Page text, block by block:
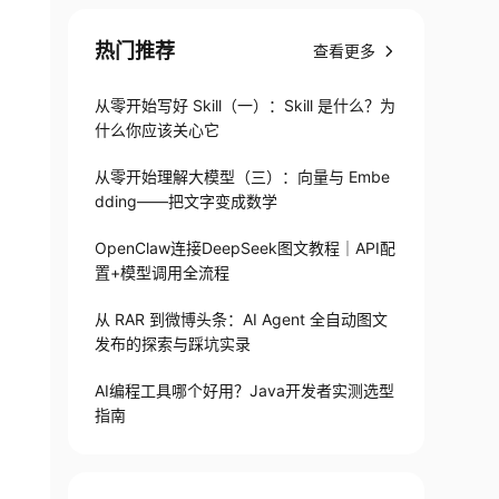
热门推荐 查看更多
从零开始写好 Skill（一）：Skill 是什么？为
什么你应该关心它
从零开始理解大模型（三）：向量与 Embe
dding——把文字变成数学
OpenClaw连接DeepSeek图文教程｜API配
置+模型调用全流程
从 RAR 到微博头条：AI Agent 全自动图文
发布的探索与踩坑实录
AI编程工具哪个好用？Java开发者实测选型
指南